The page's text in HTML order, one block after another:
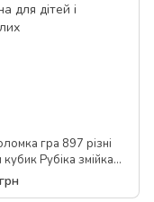
гра 897 різні
кубик Рубіка змійка
сучасна
і дорослих